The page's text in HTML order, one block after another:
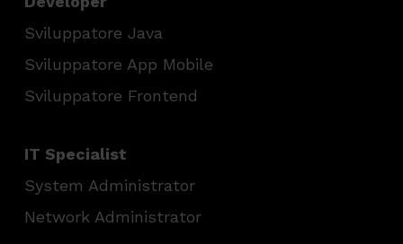
Sviluppatore Java
Sviluppatore App Mobile
Sviluppatore Frontend
IT Specialist
System Administrator
Network Administrator